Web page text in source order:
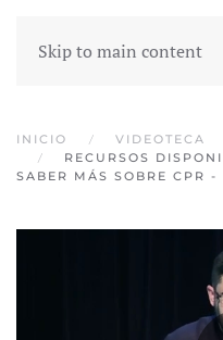
Skip to main content
INICIO VIDEOTECA
RECURSOS
SABER MÁS SOBRE CPR